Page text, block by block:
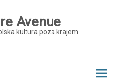
Avenue
kultura poza krajem